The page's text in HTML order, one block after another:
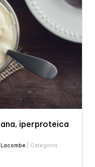
iperproteica
| Categoria :